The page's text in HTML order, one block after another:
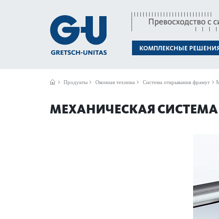
КОМПЛЕКСНЫЕ
Продукты Оконная техника Система открывания фрамуг
МЕХАНИЧЕСКАЯ СИСТЕМА